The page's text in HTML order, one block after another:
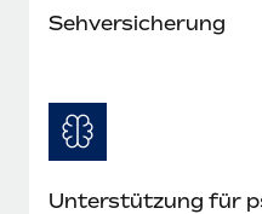
Seh­versicherung
Unterstützung für